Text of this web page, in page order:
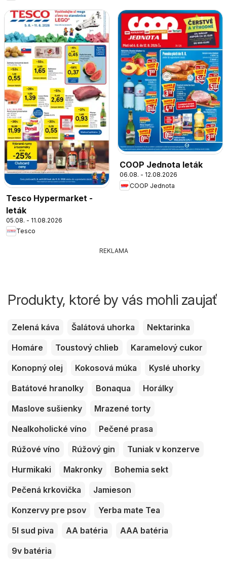
Tesco Hypermarket -
leták
05.08. - 11.08.2026
Tesco
COOP Jednota leták
06.08. - 12.08.2026
COOP Jednota
REKLAMA
Produkty, ktoré by vás mohli zaujať
Zelená káva Šalátová uhorka
Nektarinka
Homáre
Toustový chlieb
Karamelový cukor
Konopný olej
Kokosová múka
Kyslé uhorky
Batátové hranolky
Bonaqua
Horálky
Maslove sušienky
Mrazené torty
Nealkoholické víno
Pečené prasa
Rúžové víno
Rúžový gin
Tuniak v konzerve
Hurmikaki
Makronky
Bohemia sekt
Pečená krkovička
Jamieson
Konzervy pre psov
Yerba mate Tea
5l sud piva
AA batéria
AAA batéria
9v batéria